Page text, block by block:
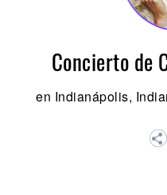
Concierto de
en Indianápolis,